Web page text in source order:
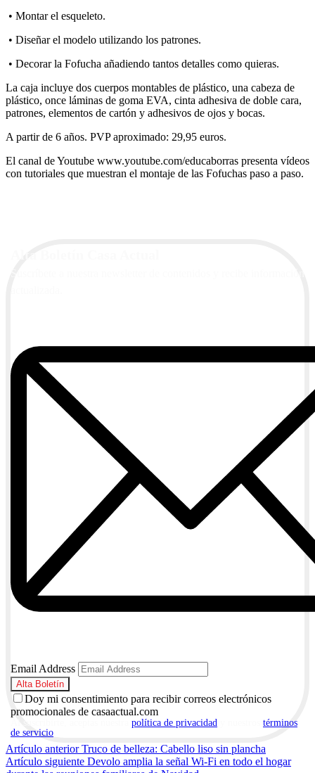
• Montar el esqueleto.
• Diseñar el modelo utilizando los patrones.
• Decorar la Fofucha añadiendo tantos detalles como quieras.
La caja incluye dos cuerpos montables de plástico, una cabeza de
plástico, once láminas de goma EVA, cinta adhesiva de doble cara,
patrones, elementos de cartón y adhesivos de ojos y bocas.
A partir de 6 años. PVP aproximado: 29,95 euros.
El canal de Youtube www.youtube.com/educaborras presenta vídeos
con tutoriales que muestran el montaje de las Fofuchas paso a paso.
Email Address
Doy mi consentimiento para recibir correos electrónicos
promocionales de casaactual.com
política de privacidad
términos
de servicio
Navegación
Artículo anterior Truco de belleza: Cabello liso sin plancha
Artículo siguiente Devolo amplia la señal Wi-Fi en todo el hogar